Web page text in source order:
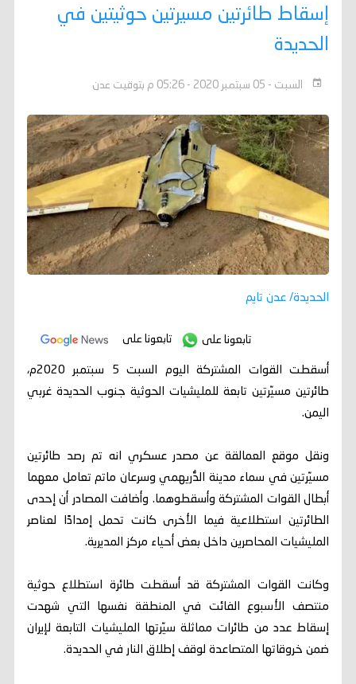
إسقاط طائرتين مسيرتين حوثيتين في
الحديدة
السبت - 05 سبتمبر 2020 - 05:26 م بتوقيت عدن
الحديدة/ عدن تايم
تابعونا على تابعونا على
أسقطت القوات المشتركة اليوم السبت 5 سبتمبر 2020م،
طائرتين مسيّرتين تابعة للمليشيات الحوثية جنوب الحديدة غربي
اليمن.
ونقل موقع العمالقة عن مصدر عسكري انه تم رصد طائرتين
مسيّرتين في سماء مدينة الدُّريهمي وسرعان ماتم تعامل معهما
أبطال القوات المشتركة وأسقطوهما. وأضافت المصادر أن إحدى
الطائرتين استطلاعية فيما الأخرى كانت تحمل إمدادًا لعناصر
المليشيات المحاصرين داخل بعض أحياء مركز المديرية.
وكانت القوات المشتركة قد أسقطت طائرة استطلاع حوثية
منتصف الأسبوع الفائت في المنطقة نفسها التي شهدت
إسقاط عدد من طائرات مماثلة سيّرتها المليشيات التابعة لإيران
ضمن خروقاتها المتصاعدة لوقف إطلاق النار في الحديدة.